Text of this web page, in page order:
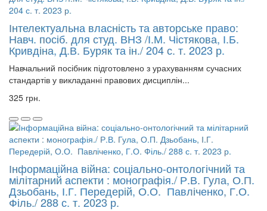
Інтелектуальна власність та авторське право:
Навч. посіб. для студ. ВНЗ /І.М. Чістякова, І.Б.
Кривдіна, Д.В. Буряк та ін./ 204 с. т. 2023 р.
Навчальний посібник підготовлено з урахуванням сучасних
стандартів у викладанні правових дисциплін...
325 грн.
Інформаційна війна: соціально-онтологічний та
мілітарний аспекти : монографія./ Р.В. Гула, О.П.
Дзьобань, І.Г. Передерій, О.О. Павліченко, Г.О.
Філь./ 288 с. т. 2023 р.